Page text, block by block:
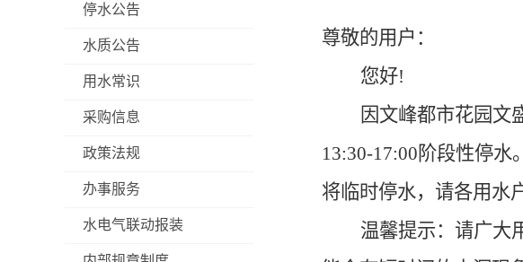
停水公告
水质公告
用水常识
采购信息
政策法规
办事服务
水电气联动报装
尊敬的用户：
您好!
因文峰都市花园文
13:30-17:00 阶段性停水
将临时停水，请各用水
温馨提示：请广大